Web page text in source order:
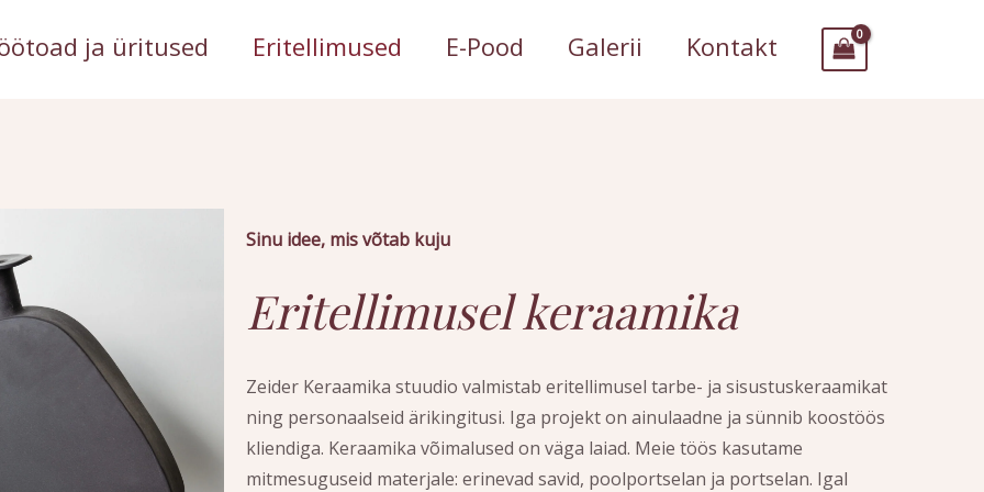
ja üritused Eritellimused E-Pood Galerii Kontakt
Sinu idee, mis võtab kuju
Eritellimusel keraamika
Zeider Keraamika stuudio valmistab eritellimusel tarbe- ja sisustuskeraamikat
ning personaalseid ärikingitusi. Iga projekt on ainulaadne ja sünnib koostöös
kliendiga. Keraamika võimalused on väga laiad. Meie töös kasutame
mitmesuguseid materjale: erinevad savid, poolportselan ja portselan. Igal